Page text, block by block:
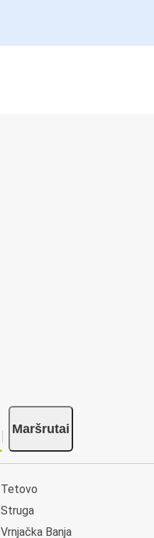
Maršrutai
Tetovo
Struga
Vrnjačka Banja